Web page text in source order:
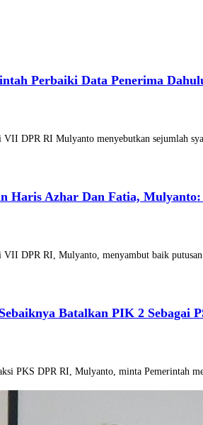
Perbaiki Data Penerima
DPR RI Mulyanto menyebutkan sejumlah
Haris Azhar Dan Fatia,
DPR RI, Mulyanto, menyambut baik
Batalkan PIK 2 Sebagai
PKS DPR RI, Mulyanto, minta Pemerintah